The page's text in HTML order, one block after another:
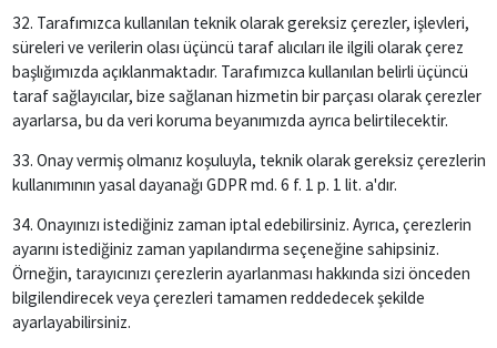
32. Tarafımızca kullanılan teknik olarak gereksiz çerezler, işlevleri,
süreleri ve verilerin olası üçüncü taraf alıcıları ile ilgili olarak çerez
başlığımızda açıklanmaktadır. Tarafımızca kullanılan belirli üçüncü
taraf sağlayıcılar, bize sağlanan hizmetin bir parçası olarak çerezler
ayarlarsa, bu da veri koruma beyanımızda ayrıca belirtilecektir.
33. Onay vermiş olmanız koşuluyla, teknik olarak gereksiz çerezlerin
kullanımının yasal dayanağı GDPR md. 6 f. 1 p. 1 lit. a'dır.
34. Onayınızı istediğiniz zaman iptal edebilirsiniz. Ayrıca, çerezlerin
ayarını istediğiniz zaman yapılandırma seçeneğine sahipsiniz.
Örneğin, tarayıcınızı çerezlerin ayarlanması hakkında sizi önceden
bilgilendirecek veya çerezleri tamamen reddedecek şekilde
ayarlayabilirsiniz.